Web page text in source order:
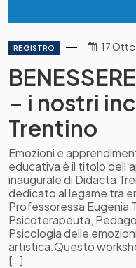
REGISTRO 17
– i nostri
Trentino
Emozioni e
educativa è il titolo
inaugurale di Didacta
dedicato al legame tra
Professoressa Eugenia
Psicoterapeuta,
Psicologia delle
artistica.Questo
[…]